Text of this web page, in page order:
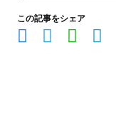
この記事をシェア